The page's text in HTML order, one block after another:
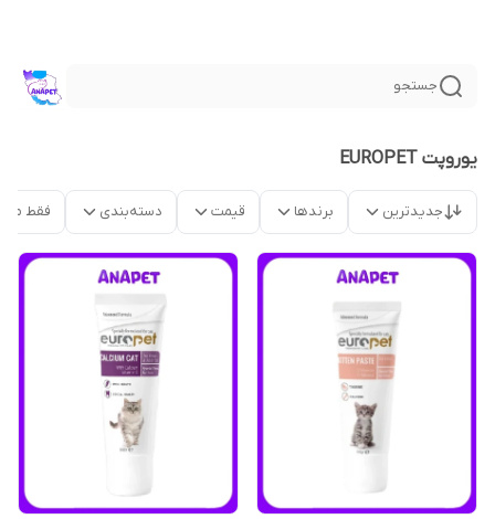
جستجو
یوروپت EUROPET
جدیدترین برندها قیمت دسته‌بندی فقط